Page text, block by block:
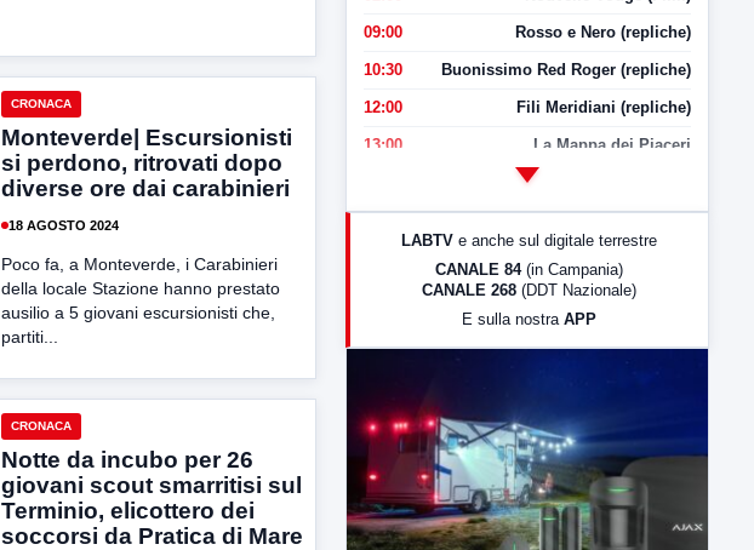
CRONACA
Monteverde| Escursionisti
si perdono, ritrovati dopo
diverse ore dai carabinieri
18 AGOSTO 2024
Poco fa, a Monteverde, i Carabinieri
della locale Stazione hanno prestato
ausilio a 5 giovani escursionisti che,
partiti...
CRONACA
Notte da incubo per 26
giovani scout smarritisi sul
Terminio, elicottero dei
soccorsi da Pratica di Mare
09:00 Rosso e Nero (repliche)
10:30 Buonissimo Red Roger (repliche)
12:00 Fili Meridiani (repliche)
13:00 La Mappa dei Piaceri
LabNews (Diretta)
LABTV e anche sul digitale terrestre
CANALE 84 (in Campania)
CANALE 268 (DDT Nazionale)
E sulla nostra APP